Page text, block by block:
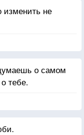
изменить не
о самом
тебе.